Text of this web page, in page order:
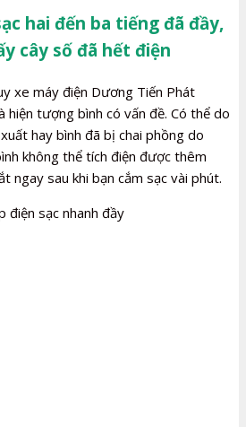
hai đến ba tiếng đã đầy,
cây số đã hết điện
xe máy điện Dương Tiến Phát
hiện tượng bình có vấn đề. Có thể do
hay bình đã bị chai phồng do
không thể tích điện được thêm
ngay sau khi bạn cắm sạc vài phút.